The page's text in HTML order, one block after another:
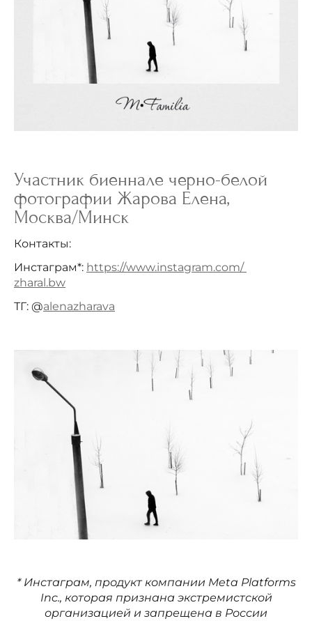
Участник биеннале черно-белой
фотографии Жарова Елена,
Москва/Минск
Контакты:
Инстаграм*: https://www.instagram.com/
zharal.bw
ТГ: @alenazharavа
* Инстаграм, продукт компании Meta Platforms
Inc., которая признана экстремистской
организацией и запрещена в России